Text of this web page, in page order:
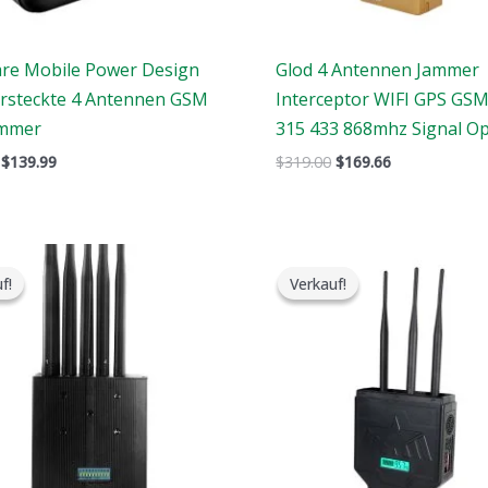
Mobile Power Design
4 Antennen GSM
$139.99
Glod 4 Antennen Jammer
Interceptor WIFI GPS
315 433 868mhz Signal
$319.00 $169.66
ursprüngliche
Preis
war:
Der
aktuelle
Preis
ist:
$389.99.
Verkauf!
Verkauf!
ursprüngliche
Preis
war:
$799.00.
aktuelle
Preis
ist:
$539.99.